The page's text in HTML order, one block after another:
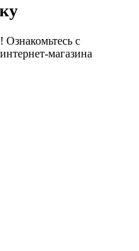
с
магазина